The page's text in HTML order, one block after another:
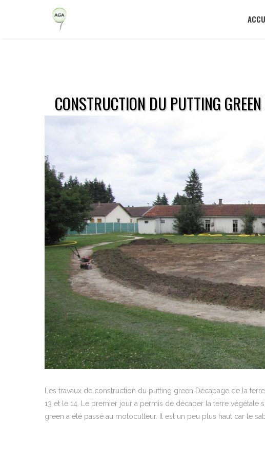
CONSTRUCTION DU PUTTING
Les travaux de construction du putting green Décapage de la
13 et le 14. Le premier jour a permis de décaper la terre végétale
green a été passé au motoculteur. Il est un peu plus haut car le